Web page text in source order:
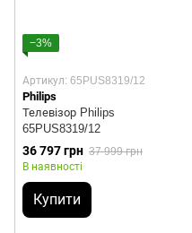
−3%
Артикул: 65PUS8319/12
Philips
Телевізор Philips
65PUS8319/12
36 797 грн 37 999 грн
В наявності
Купити